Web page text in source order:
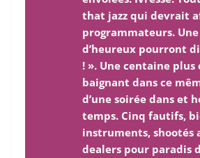
that jazz qui devrait
programmateurs.
d’heureux pourront
! ». Une centaine plus
baignant dans ce
d’une soirée dans et
temps. Cinq fautifs,
instruments, shootés
dealers pour paradis